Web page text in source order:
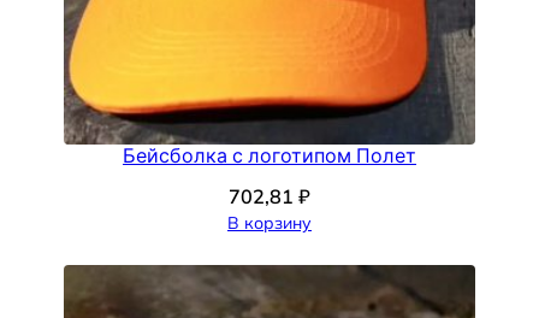
Бейсболка с логотипом Полет
702,81 ₽
В корзину